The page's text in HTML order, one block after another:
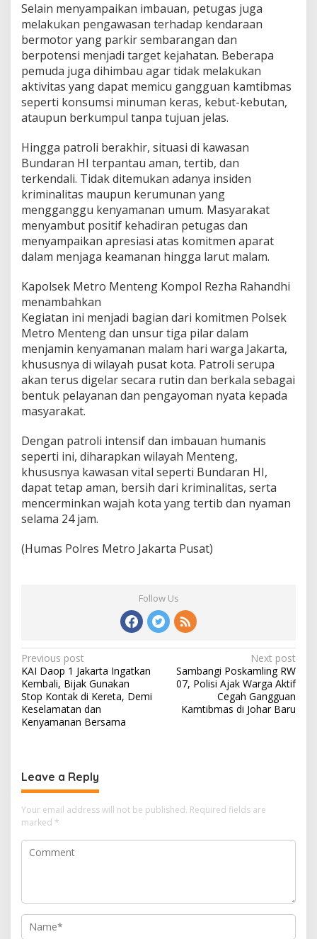
Selain menyampaikan imbauan, petugas juga
melakukan pengawasan terhadap kendaraan
bermotor yang parkir sembarangan dan
berpotensi menjadi target kejahatan. Beberapa
pemuda juga dihimbau agar tidak melakukan
aktivitas yang dapat memicu gangguan kamtibmas
seperti konsumsi minuman keras, kebut-kebutan,
ataupun berkumpul tanpa tujuan jelas.
Hingga patroli berakhir, situasi di kawasan
Bundaran HI terpantau aman, tertib, dan
terkendali. Tidak ditemukan adanya insiden
kriminalitas maupun kerumunan yang
mengganggu kenyamanan umum. Masyarakat
menyambut positif kehadiran petugas dan
menyampaikan apresiasi atas komitmen aparat
dalam menjaga keamanan hingga larut malam.
Kapolsek Metro Menteng Kompol Rezha Rahandhi
menambahkan
Kegiatan ini menjadi bagian dari komitmen Polsek
Metro Menteng dan unsur tiga pilar dalam
menjamin kenyamanan malam hari warga Jakarta,
khususnya di wilayah pusat kota. Patroli serupa
akan terus digelar secara rutin dan berkala sebagai
bentuk pelayanan dan pengayoman nyata kepada
masyarakat.
Dengan patroli intensif dan imbauan humanis
seperti ini, diharapkan wilayah Menteng,
khususnya kawasan vital seperti Bundaran HI,
dapat tetap aman, bersih dari kriminalitas, serta
mencerminkan wajah kota yang tertib dan nyaman
selama 24 jam.
(Humas Polres Metro Jakarta Pusat)
Follow Us
Post
navigation
Previous post
KAI Daop 1 Jakarta Ingatkan
Kembali, Bijak Gunakan
Stop Kontak di Kereta, Demi
Keselamatan dan
Kenyamanan Bersama
Next post
Sambangi Poskamling RW
07, Polisi Ajak Warga Aktif
Cegah Gangguan
Kamtibmas di Johar Baru
Leave a Reply
Your email address will not be published. Required fields are
marked *